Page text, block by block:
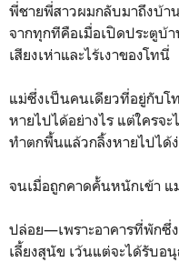
พี่ชายพี่สาวผมกลับมาถึงบ้า
จากทุกทีคือเมื่อเปิดประตูบ้
เสียงเห่าและไร้เงาของโทนี่
แม่ซึ่งเป็นคนเดียวที่อยู่กับโ
หายไปได้อย่างไร แต่ใครจ
ทำตกพื้นแล้วกลิ้งหายไปได้ง่
จนเมื่อถูกคาดคั้นหนักเข้า
ปล่อย—เพราะอาคารที่พักซึ่
เลี้ยงสุนัข เว้นแต่จะได้รับอ